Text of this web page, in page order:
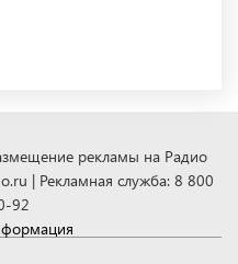
рекламы на Радио
| Рекламная служба: 8 800
92